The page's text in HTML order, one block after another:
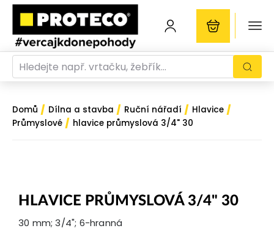
Domů / Dílna a stavba / Ruční nářadí / Hlavice /
Průmyslové / hlavice průmyslová 3/4" 30
HLAVICE PRŮMYSLOVÁ 3/4" 30
30 mm; 3/4"; 6-hranná